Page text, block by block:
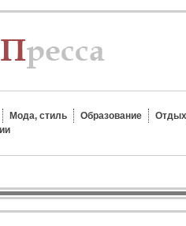
Мода, стиль Образование